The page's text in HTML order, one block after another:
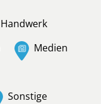
Handwerk
Medien
Sonstige